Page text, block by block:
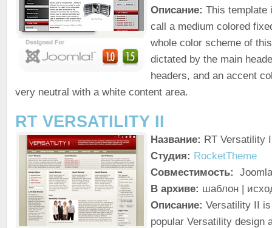
Описание: This template
call a medium colored
whole color scheme of
dictated by the main
headers, and an accent
very neutral with a white content area.
RT VERSATILITY II
Название: RT Versatility
Студия: RocketTheme
Совместимость:
В архиве: шаблон |
Описание: Versatility II
popular Versatility design